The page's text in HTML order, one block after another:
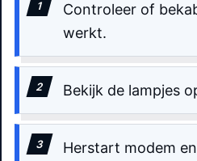
Controleer of
werkt.
Bekijk de lampjes
Herstart modem